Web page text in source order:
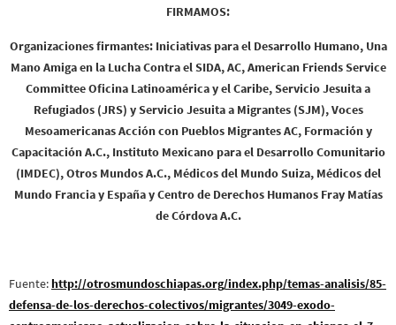
FIRMAMOS:
Organizaciones firmantes: Iniciativas para el Desarrollo Humano, Una
Mano Amiga en la Lucha Contra el SIDA, AC, American Friends Service
Committee Oficina Latinoamérica y el Caribe, Servicio Jesuita a
Refugiados (JRS) y Servicio Jesuita a Migrantes (SJM), Voces
Mesoamericanas Acción con Pueblos Migrantes AC, Formación y
Capacitación A.C., Instituto Mexicano para el Desarrollo Comunitario
(IMDEC), Otros Mundos A.C., Médicos del Mundo Suiza, Médicos del
Mundo Francia y España y Centro de Derechos Humanos Fray Matías
de Córdova A.C.
Fuente: http://otrosmundoschiapas.org/index.php/temas-analisis/85-
defensa-de-los-derechos-colectivos/migrantes/3049-exodo-